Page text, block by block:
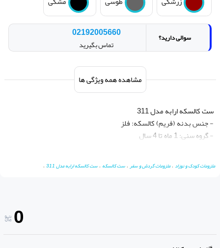
سوالی دارید؟ 02192005660
تماس بگیرید
مشاهده همه ویژگی ها
- دستگیره هدایت کالسکه قابل تغییر جهت سیت رو به مادر: ندارد
ملزومات کودک و نوزاد ،ملزومات گردش و سفر ، ست کالسکه ، ست کالسکه ارابه مدل 311 ،
0